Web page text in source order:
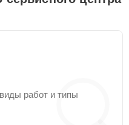
работ и типы